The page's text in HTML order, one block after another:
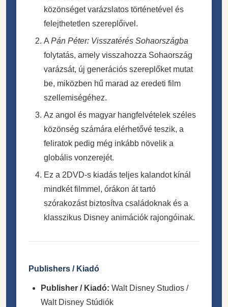
közönséget varázslatos történetével és
felejthetetlen szereplőivel.
A Pán Péter: Visszatérés Sohaországba
folytatás, amely visszahozza Sohaország
varázsát, új generációs szereplőket mutat
be, miközben hű marad az eredeti film
szellemiségéhez.
Az angol és magyar hangfelvételek széles
közönség számára elérhetővé teszik, a
feliratok pedig még inkább növelik a
globális vonzerejét.
Ez a 2DVD-s kiadás teljes kalandot kínál
mindkét filmmel, órákon át tartó
szórakozást biztosítva családoknak és a
klasszikus Disney animációk rajongóinak.
Publishers / Kiadó
Publisher / Kiadó: Walt Disney Studios /
Walt Disney Stúdiók